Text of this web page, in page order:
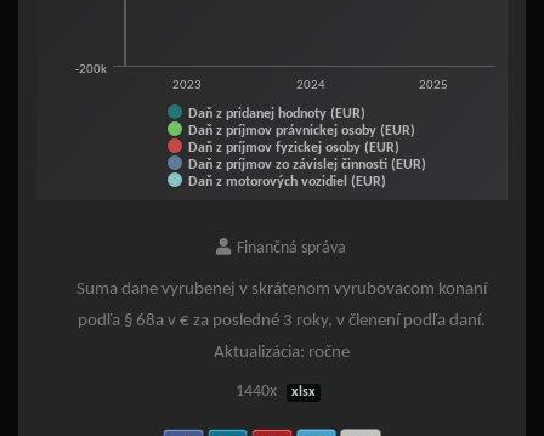
Daň z pridanej hodnoty (EUR)
Daň z príjmov právnickej osoby (EUR)
Daň z príjmov fyzickej osoby (EUR)
Daň z príjmov zo závislej činnosti (EUR)
Daň z motorových vozidiel (EUR)
2023 2024 2025
-200k
Finančná správa
Suma dane vyrubenej v skrátenom vyrubovacom konaní
podľa § 68a v € za posledné 3 roky, v členení podľa daní.
Aktualizácia: ročne
1440x xlsx